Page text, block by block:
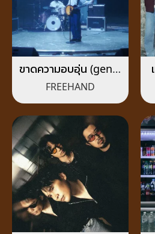
ขาดความอบอุ่น (genie
Verse Vol.1)
FREEHAND